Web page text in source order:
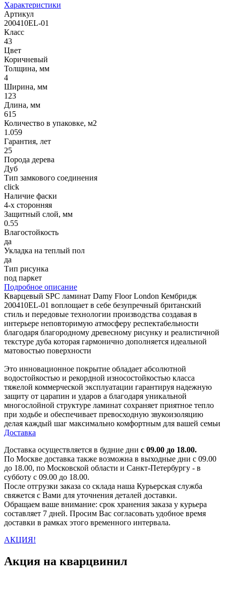
Характеристики
Артикул
200410EL-01
Класс
43
Цвет
Коричневый
Толщина, мм
4
Ширина, мм
123
Длина, мм
615
Количество в упаковке, м2
1.059
Гарантия, лет
25
Порода дерева
Дуб
Тип замкового соединения
click
Наличие фаски
4-х сторонняя
Защитный слой, мм
0.55
Влагостойкость
да
Укладка на теплый пол
да
Тип рисунка
под паркет
Подробное описание
Кварцевый SPC ламинат Damy Floor London Кембридж
200410EL-01 воплощает в себе безупречный британский
стиль и передовые технологии производства создавая в
интерьере неповторимую атмосферу респектабельности
благодаря благородному древесному рисунку и реалистичной
текстуре дуба которая гармонично дополняется идеальной
матовостью поверхности
Это инновационное покрытие обладает абсолютной
водостойкостью и рекордной износостойкостью класса
тяжелой коммерческой эксплуатации гарантируя надежную
защиту от царапин и ударов а благодаря уникальной
многослойной структуре ламинат сохраняет приятное тепло
при ходьбе и обеспечивает превосходную звукоизоляцию
делая каждый шаг максимально комфортным для вашей семьи
Доставка
Доставка осуществляется в будние дни с 09.00 до 18.00.
По Москве доставка также возможна в выходные дни с 09.00
до 18.00, по Московской области и Санкт-Петербургу - в
субботу с 09.00 до 18.00.
После отгрузки заказа со склада наша Курьерская служба
свяжется с Вами для уточнения деталей доставки.
Обращаем ваше внимание: срок хранения заказа у курьера
составляет 7 дней. Просим Вас согласовать удобное время
доставки в рамках этого временного интервала.
АКЦИЯ!
Акция на кварцвинил